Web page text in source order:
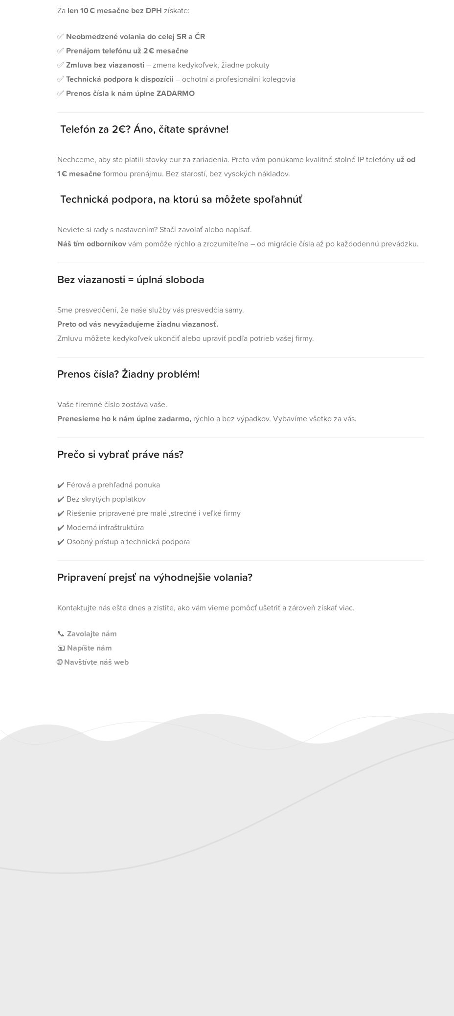
Za len 10 € mesačne bez DPH získate:
✅ Neobmedzené volania do celej SR a ČR
✅ Prenájom telefónu už 2 € mesačne
✅ Zmluva bez viazanosti – zmena kedykoľvek, žiadne pokuty
✅ Technická podpora k dispozícii – ochotní a profesionálni kolegovia
✅ Prenos čísla k nám úplne ZADARMO
Telefón za 2€? Áno, čítate správne!
Nechceme, aby ste platili stovky eur za zariadenia. Preto vám ponúkame kvalitné stolné IP telefóny už od
1 € mesačneformou prenájmu. Bez starostí, bez vysokých nákladov.
Technická podpora, na ktorú sa môžete spoľahnúť
Neviete si rady s nastavením? Stačí zavolať alebo napísať.
Náš tím odborníkovvám pomôže rýchlo a zrozumiteľne – od migrácie čísla až po každodennú prevádzku.
Bez viazanosti = úplná sloboda
Sme presvedčení, že naše služby vás presvedčia samy.
Preto od vás nevyžadujeme žiadnu viazanosť.
Zmluvu môžete kedykoľvek ukončiť alebo upraviť podľa potrieb vašej firmy.
Prenos čísla? Žiadny problém!
Vaše firemné číslo zostáva vaše.
Prenesieme ho k nám úplne zadarmo, rýchlo a bez výpadkov. Vybavíme všetko za vás.
Prečo si vybrať práve nás?
✔️ Férová a prehľadná ponuka
✔️ Bez skrytých poplatkov
✔️ Riešenie pripravené pre malé ,stredné i veľké firmy
✔️ Moderná infraštruktúra
✔️ Osobný prístup a technická podpora
Pripravení prejsť na výhodnejšie volania?
Kontaktujte nás ešte dnes a zistite, ako vám vieme pomôcť ušetriť a zároveň získať viac.
📞 Zavolajte nám
📧 Napíšte nám
🌐Navštívte náš web